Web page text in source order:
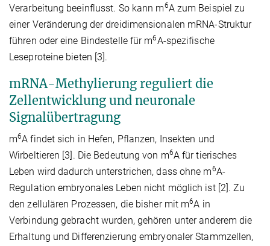
Verarbeitung beeinflusst. So kann m6A zum Beispiel zu
einer Veränderung der dreidimensionalen mRNA-Struktur
führen oder eine Bindestelle für m6A-spezifische
Leseproteine bieten [3].
mRNA-Methylierung reguliert die
Zellentwicklung und neuronale
Signalübertragung
m6A findet sich in Hefen, Pflanzen, Insekten und
Wirbeltieren [3]. Die Bedeutung von m6A für tierisches
Leben wird dadurch unterstrichen, dass ohne m6A-
Regulation embryonales Leben nicht möglich ist [2]. Zu
den zellulären Prozessen, die bisher mit m6A in
Verbindung gebracht wurden, gehören unter anderem die
Erhaltung und Differenzierung embryonaler Stammzellen,